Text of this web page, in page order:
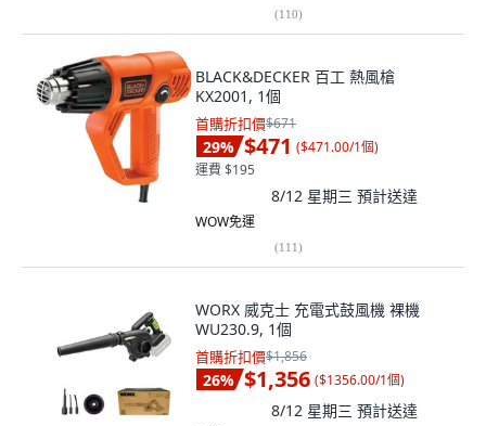
(110)
BLACK&DECKER 百工 熱風槍
KX2001, 1個
首購折扣價$671
29% $471 ($471.00/1個)
運費 $195
8/12 星期三 預計送達
WOW免運
(111)
WORX 威克士 充電式鼓風機 裸機
WU230.9, 1個
首購折扣價$1,856
26% $1,356 ($1356.00/1個)
8/12 星期三 預計送達